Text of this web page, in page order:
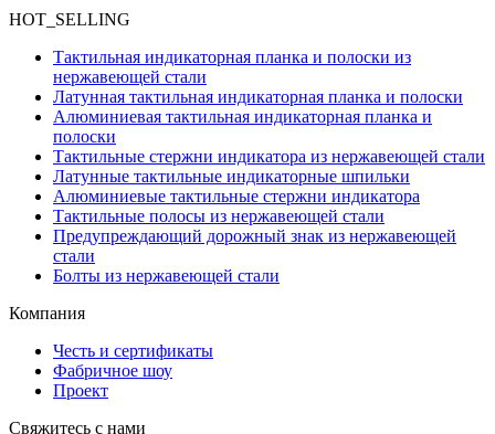
HOT_SELLING
Тактильная индикаторная планка и полоски из
нержавеющей стали
Латунная тактильная индикаторная планка и полоски
Алюминиевая тактильная индикаторная планка и
полоски
Тактильные стержни индикатора из нержавеющей стали
Латунные тактильные индикаторные шпильки
Алюминиевые тактильные стержни индикатора
Тактильные полосы из нержавеющей стали
Предупреждающий дорожный знак из нержавеющей
стали
Болты из нержавеющей стали
Компания
Честь и сертификаты
Фабричное шоу
Проект
Свяжитесь с нами